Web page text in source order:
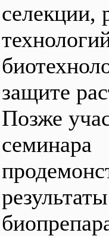
селекции,
защите
Позже
семинара